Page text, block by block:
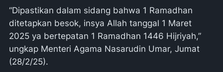
“Dipastikan dalam sidang bahwa 1 Ramadhan
ditetapkan besok, insya Allah tanggal 1 Maret
2025 ya bertepatan 1 Ramadhan 1446 Hijriyah,”
ungkap Menteri Agama Nasarudin Umar, Jumat
(28/2/25).